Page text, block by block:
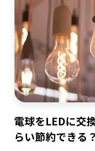
電球をLEDに交
らい節約できる？